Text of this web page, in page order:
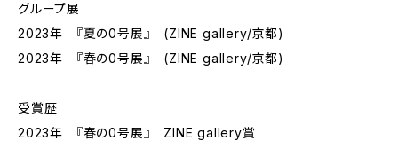
グループ展
2023年 『夏の0号展』 (ZINE gallery/京都)
2023年 『春の0号展』 (ZINE gallery/京都)
受賞歴
2023年 『春の0号展』 ZINE gallery賞